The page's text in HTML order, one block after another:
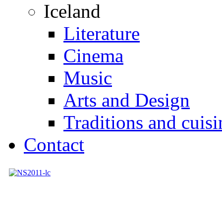
Iceland
Literature
Cinema
Music
Arts and Design
Traditions and
Contact